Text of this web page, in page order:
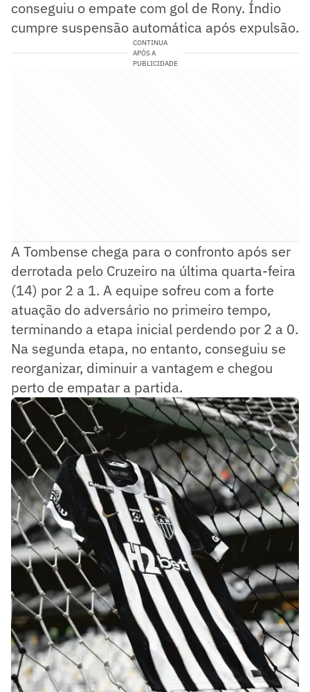
conseguiu o empate com gol de Rony. Índio
cumpre suspensão automática após expulsão.
CONTINUA
APÓS A
PUBLICIDADE
A Tombense chega para o confronto após ser
derrotada pelo Cruzeiro na última quarta-feira
(14) por 2 a 1. A equipe sofreu com a forte
atuação do adversário no primeiro tempo,
terminando a etapa inicial perdendo por 2 a 0.
Na segunda etapa, no entanto, conseguiu se
reorganizar, diminuir a vantagem e chegou
perto de empatar a partida.